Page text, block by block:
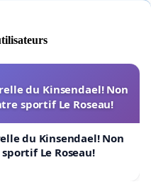
du Kinsendael! Non
sportif Le Roseau!
du Kinsendael! Non
Le Roseau!